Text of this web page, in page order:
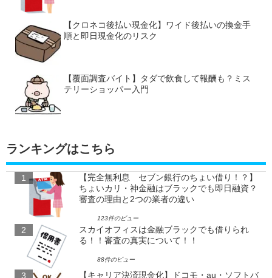
【クロネコ後払い現金化】ワイド後払いの換金手
順と即日現金化のリスク
【覆面調査バイト】タダで飲食して報酬も？ミス
テリーショッパー入門
ランキングはこちら
【完全無利息 セブン銀行のちょい借り！？】
ちょいカリ・神金融はブラックでも即日融資？
審査の理由と2つの業者の違い
123件のビュー
スカイオフィスは金融ブラックでも借りられ
る！！審査の真実について！！
88件のビュー
【キャリア決済現金化】ドコモ・au・ソフトバ